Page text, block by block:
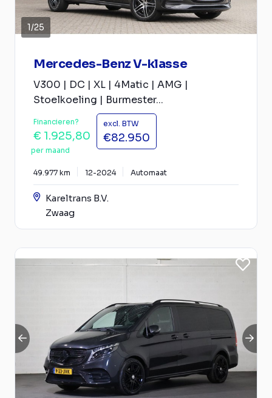
1/25
Mercedes-Benz V-klasse
V300 | DC | XL | 4Matic | AMG |
Stoelkoeling | Burmester...
Financieren?
€ 1.925,80
per maand
excl. BTW
€82.950
49.977 km 12-2024 Automaat
Kareltrans B.V.
Zwaag